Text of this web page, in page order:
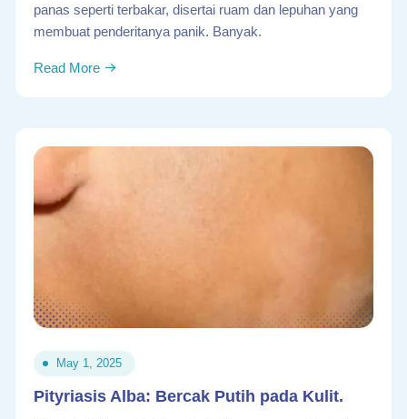
panas seperti terbakar, disertai ruam dan lepuhan yang
membuat penderitanya panik. Banyak.
Read More
May 1, 2025
Pityriasis Alba: Bercak Putih pada Kulit.